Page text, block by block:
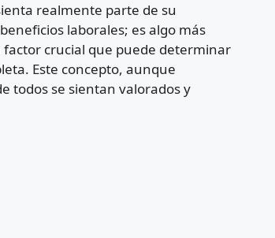
realmente parte de su
laborales; es algo más
crucial que puede determinar
Este concepto, aunque
todos se sientan valorados y